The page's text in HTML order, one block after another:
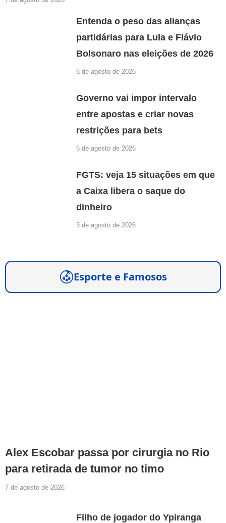
Entenda o peso das alianças
partidárias para Lula e Flávio
Bolsonaro nas eleições de 2026
6 de agosto de 2026
Governo vai impor intervalo
entre apostas e criar novas
restrições para bets
6 de agosto de 2026
FGTS: veja 15 situações em que
a Caixa libera o saque do
dinheiro
3 de agosto de 2026
Esporte e Famosos
Alex Escobar passa por cirurgia no Rio
para retirada de tumor no timo
7 de agosto de 2026
Filho de jogador do Ypiranga